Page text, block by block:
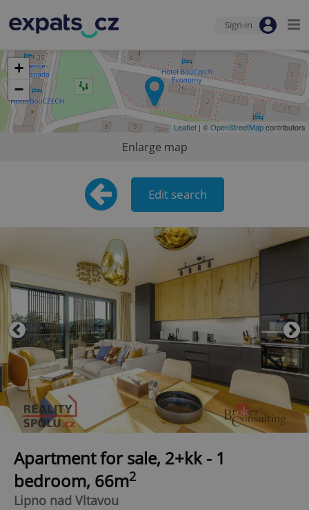
Sign-in
+
−
Leaflet | ©OpenStreetMapcontributors
Enlarge map
Edit search
Apartment for sale, 2+kk - 1
bedroom, 66m2
Lipno nad Vltavou